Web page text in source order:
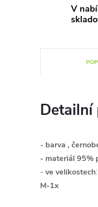
V
- barva ,
- materiál 95%
- ve velikostech:
M-1x